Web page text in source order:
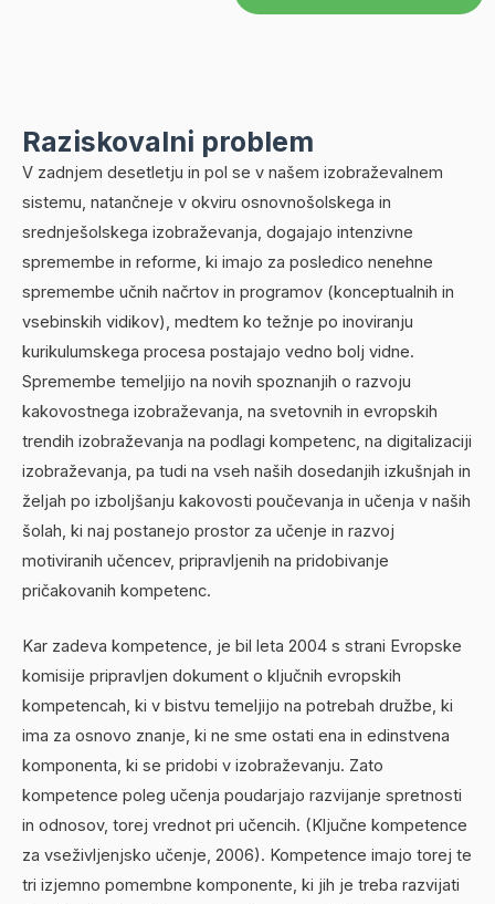
Raziskovalni problem
V zadnjem desetletju in pol se v našem izobraževalnem
sistemu, natančneje v okviru osnovnošolskega in
srednješolskega izobraževanja, dogajajo intenzivne
spremembe in reforme, ki imajo za posledico nenehne
spremembe učnih načrtov in programov (konceptualnih in
vsebinskih vidikov), medtem ko težnje po inoviranju
kurikulumskega procesa postajajo vedno bolj vidne.
Spremembe temeljijo na novih spoznanjih o razvoju
kakovostnega izobraževanja, na svetovnih in evropskih
trendih izobraževanja na podlagi kompetenc, na digitalizaciji
izobraževanja, pa tudi na vseh naših dosedanjih izkušnjah in
željah po izboljšanju kakovosti poučevanja in učenja v naših
šolah, ki naj postanejo prostor za učenje in razvoj
motiviranih učencev, pripravljenih na pridobivanje
pričakovanih kompetenc.
Kar zadeva kompetence, je bil leta 2004 s strani Evropske
komisije pripravljen dokument o ključnih evropskih
kompetencah, ki v bistvu temeljijo na potrebah družbe, ki
ima za osnovo znanje, ki ne sme ostati ena in edinstvena
komponenta, ki se pridobi v izobraževanju. Zato
kompetence poleg učenja poudarjajo razvijanje spretnosti
in odnosov, torej vrednot pri učencih. (Ključne kompetence
za vseživljenjsko učenje, 2006). Kompetence imajo torej te
tri izjemno pomembne komponente, ki jih je treba razvijati